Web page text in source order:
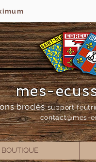
mes-
brodés support
contact@mes-
BOUTIQUE